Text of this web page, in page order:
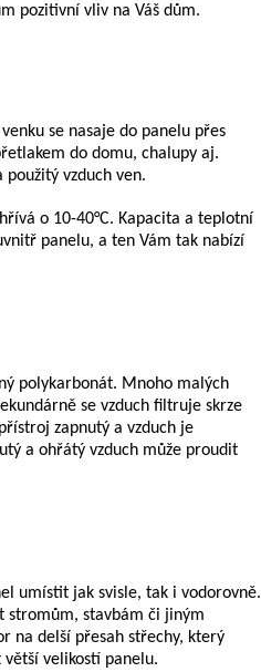
pozitivní vliv na Váš dům.
se nasaje do panelu přes
do domu, chalupy aj.
vzduch ven.
o 10-40°C. Kapacita a teplotní
panelu, a ten Vám tak nabízí
polykarbonát. Mnoho malých
se vzduch filtruje skrze
zapnutý a vzduch je
a ohřátý vzduch může proudit
umístit jak svisle, tak i vodorovně.
stromům, stavbám či jiným
na delší přesah střechy, který
velikostí panelu.